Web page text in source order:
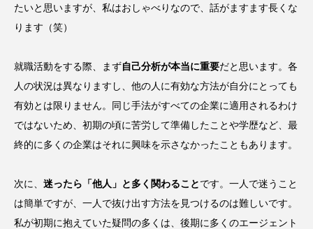
たいと思いますが、私はおしゃべりなので、話がますます長くな
ります（笑）
就職活動をする際、まず自己分析が本当に重要だと思います。各
人の状況は異なりますし、他の人に有効な方法が自分にとっても
有効とは限りません。同じ手法がすべての企業に適用されるわけ
ではないため、初期の頃に苦労して準備したことや学歴など、最
終的に多くの企業はそれに興味を示さなかったこともあります。
次に、 迷ったら「他人」と多く関わることです。一人で迷うこと
は簡単ですが、一人で抜け出す方法を見つけるのは難しいです。
私が初期に抱えていた疑問の多くは、後期に多くのエージェント